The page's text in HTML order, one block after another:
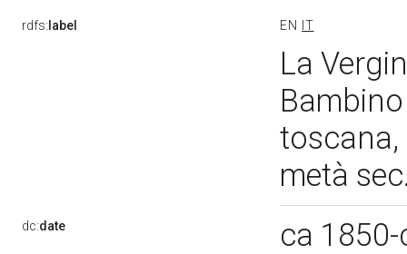
rdfs: label EN IT
La
metà
dc:date ca